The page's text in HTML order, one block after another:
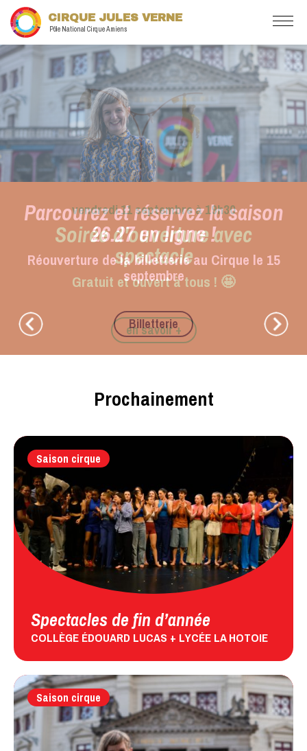
CIRQUE JULES VERNE
Pôle National Cirque Amiens
Parcourez et réservez la saison
26.27 en ligne !
Réouverture de la billetterie au Cirque le 15
septembre
Billetterie
Prochainement
Saison cirque
Spectacles de fin d’année
COLLÈGE ÉDOUARD LUCAS + LYCÉE LA HOTOIE
Saison cirque